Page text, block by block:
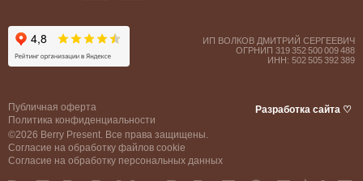
©2026 Berry Present. Все права защищены.
ИП ВОЛКОВ ДМИТРИЙ СЕРГЕЕВИЧ
ОГРНИП 319 352 500 009 488
ИНН: 502 505 392 389
Согласие на обработку файлов cookie
Согласие на обработку персональных данных
Публичная оферта
Политика конфиденциальности
Разработка сайта ♡